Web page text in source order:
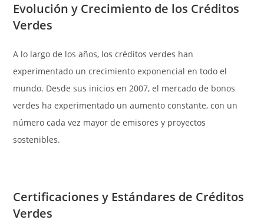
Evolución y Crecimiento de los Créditos
Verdes
A lo largo de los años, los créditos verdes han
experimentado un crecimiento exponencial en todo el
mundo. Desde sus inicios en 2007, el mercado de bonos
verdes ha experimentado un aumento constante, con un
número cada vez mayor de emisores y proyectos
sostenibles.
Certificaciones y Estándares de Créditos
Verdes